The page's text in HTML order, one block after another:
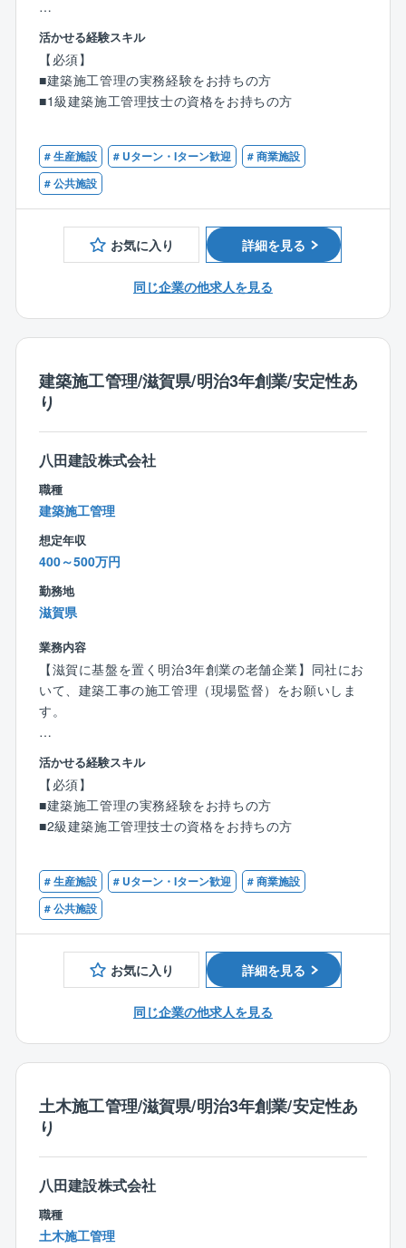
ラー設備、不燃性ガス消火設備、消火器）
■基本設計概要書、実施設計図の作成
【具体的には】
建築施工管理として工程管理、安全対策、資材発注、
原価管理、協力業者への指示などをお任せします。夜
間工事はございません。
滋賀県内及び滋賀県近隣府県の公共施設・商業施設・
店舗・民間企業社屋、工場など多岐に渡る案件がござ
います。
【同社について】
滋賀県で創業し150年を超える企業です。
これからの100年はお客様よりいただいたこれまでの信
頼に応えるため、
自然環境保全を踏まえた高い品質と創意工夫あふれる
建造物を提供します。
を目指し、
建設業としての付加価値を高めるためにサービス業
ない会社を目指しています。
【同社での仕事の魅力】
成績企業認定を受けました。
当認定は、滋賀県内建設企業の内、国土交通省近畿地
方整備局発注の土木工事において優秀な工事成績を納
めた企業10社だけ認定されるものです。
【働き方・就業環境】
人を大切にする企業です。男性の育児参加、女性の子
育て両立を応援しております。
活かせる経験スキル
【必須】
■建築施工管理の実務経験をお持ちの方
■1級建築施工管理技士の資格をお持ちの方
# 生産施設 # Uターン・Iターン歓迎
# 商業施設
# 公共施設
お気に入り 詳細を見る
同じ企業の他求人を見る
建築施工管理/滋賀県/明治3年創業/安定性あ
り
八田建設株式会社
職種
建築施工管理
想定年収
400～500万円
勤務地
滋賀県
業務内容
【滋賀に基盤を置く明治3年創業の老舗企業】同社にお
いて、建築工事の施工管理（現場監督）をお願いしま
す。
【具体的には】
建築施工管理として工程管理、安全対策、資材発注、
原価管理、協力業者への指示などをお任せします。夜
間工事はございません。
滋賀県内及び滋賀県近隣府県の公共施設・商業施設・
店舗・民間企業社屋、工場など多岐に渡る案件がござ
います。
【同社について】
滋賀県で創業し150年を超える企業です。
これからの100年はお客様よりいただいたこれまでの信
頼に応えるため、
自然環境保全を踏まえた高い品質と創意工夫あふれる
建造物を提供します。
を目指し、
建設業としての付加価値を高めるためにサービス業
ない会社を目指しています。
【同社での仕事の魅力】
活かせる経験スキル
【必須】
■建築施工管理の実務経験をお持ちの方
■2級建築施工管理技士の資格をお持ちの方
# 生産施設 # Uターン・Iターン歓迎
# 商業施設
# 公共施設
お気に入り 詳細を見る
同じ企業の他求人を見る
土木施工管理/滋賀県/明治3年創業/安定性あ
り
八田建設株式会社
職種
土木施工管理